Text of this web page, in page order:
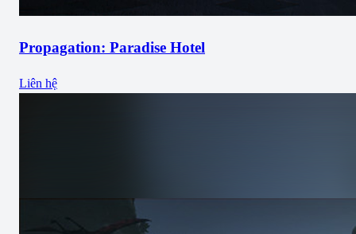
Propagation: Paradise Hotel
Liên hệ